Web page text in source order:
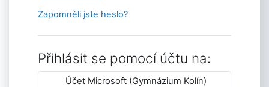
Zapomněli jste heslo?
Přihlásit se pomocí účtu na:
Účet Microsoft (Gymnázium Kolín)